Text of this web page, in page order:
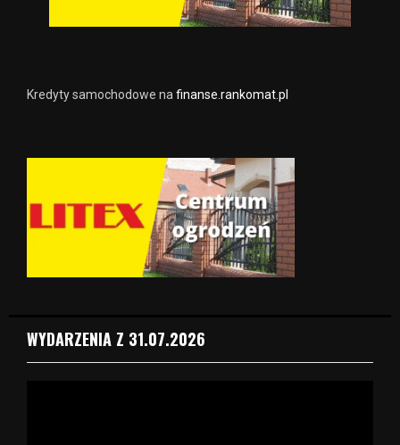
Kredyty samochodowe nafinanse.rankomat.pl
WYDARZENIA Z 31.07.2026